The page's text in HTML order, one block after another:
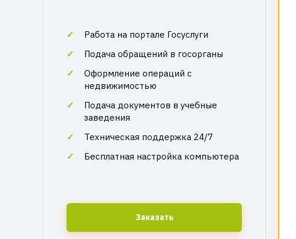
Работа на портале Госуслуги
Подача обращений в госорганы
Оформление операций с
недвижимостью
Подача документов в учебные
заведения
Техническая поддержка 24/7
Бесплатная настройка компьютера
Заказать